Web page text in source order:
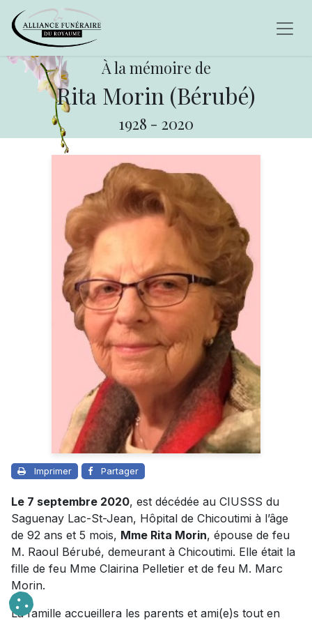
À la mémoire de
Rita Morin (Bérubé)
1928 - 2020
Imprimer Partager
Le 7 septembre 2020, est décédée au CIUSSS du
Saguenay Lac-St-Jean, Hôpital de Chicoutimi à l’âge
de 92 ans et 5 mois, Mme Rita Morin, épouse de feu
M. Raoul Bérubé, demeurant à Chicoutimi. Elle était la
fille de feu Mme Clairina Pelletier et de feu M. Marc
Morin.
La famille accueillera les parents et ami(e)s tout en